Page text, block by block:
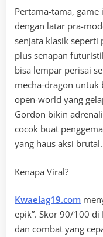
Pertama-tama,
dengan latar pra-
senjata klasik seperti
plus senapan
bisa lempar perisai
mecha-dragon untuk
open-world yang
Gordon bikin
cocok buat
yang haus aksi brutal.
Kenapa Viral?
Kwaelag19.com
epik”. Skor 90/100
dan combat yang